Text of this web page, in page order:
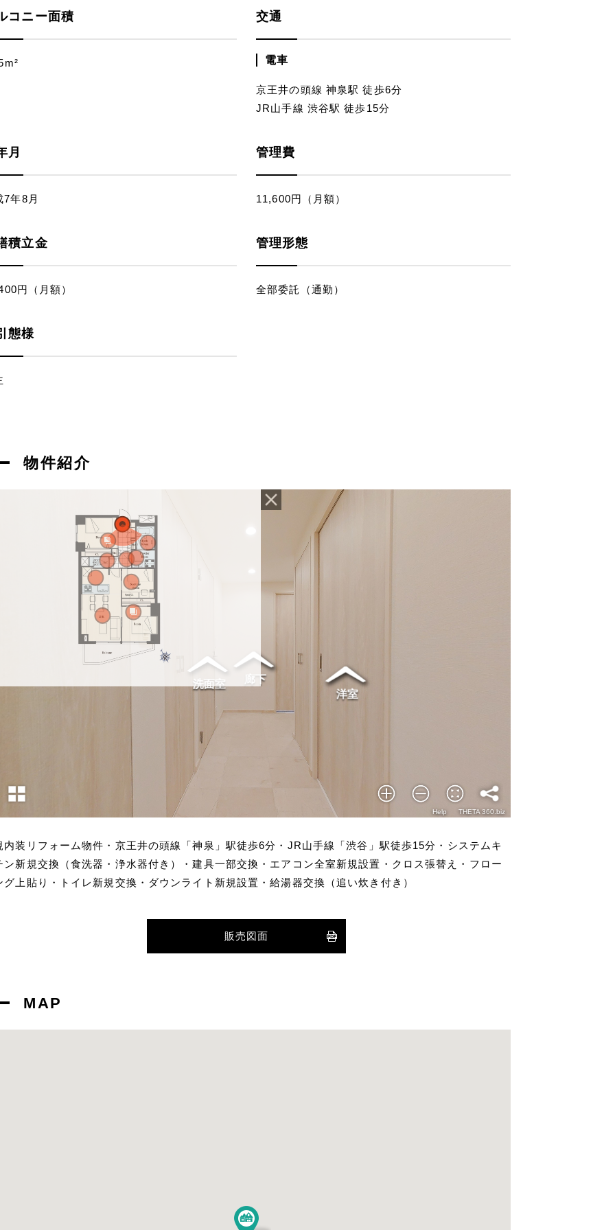
コニー面積 交通
電車
京王井の頭線 神泉駅 徒歩6分
JR山手線 渋谷駅 徒歩15分
月
7年8月
管理費
11,600円（月額）
積立金
円（月額）
管理形態
全部委託（通勤）
態様
物件紹介
内装リフォーム物件・京王井の頭線「神泉」駅徒歩6分・JR山手線「渋谷」駅徒歩15分・システムキ
ン新規交換（食洗器・浄水器付き）・建具一部交換・エアコン全室新規設置・クロス張替え・フロー
グ上貼り・トイレ新規交換・ダウンライト新規設置・給湯器交換（追い炊き付き）
販売図面
MAP